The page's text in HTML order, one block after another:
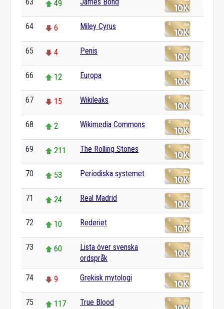
49
64 6 Miley Cyrus
65 4 Penis
66 12 Europa
67 15 Wikileaks
68 2 Wikimedia Commons
69 211 The Rolling Stones
70 53 Periodiska systemet
71 24 Real Madrid
72 10 Rederiet
73 60
Lista över svenska
ordspråk
74 9 Grekisk mytologi
75 117 True Blood